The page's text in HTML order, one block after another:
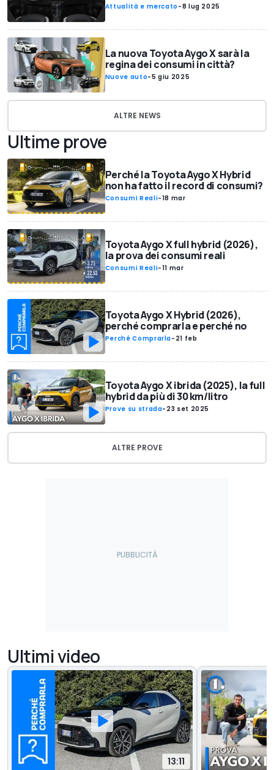
Attualità e mercato -8 lug 2025
La nuova Toyota Aygo X sarà la
regina dei consumi in città?
Nuove auto-5 giu 2025
ALTRE NEWS
Ultime prove
Perché la Toyota Aygo X Hybrid
non ha fatto il record di consumi?
Consumi Reali-18 mar
Toyota Aygo X full hybrid (2026),
la prova dei consumi reali
Consumi Reali-11 mar
Toyota Aygo X Hybrid (2026),
perché comprarla e perché no
Perché Comprarla- 21 feb
Toyota Aygo X ibrida (2025), la full
hybrid da più di 30 km/litro
Prove su strada- 23 set 2025
ALTRE PROVE
Ultimi video
13:11